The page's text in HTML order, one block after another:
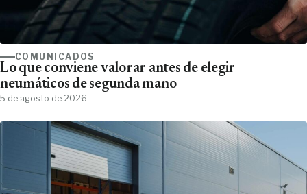
COMUNICADOS
Lo que conviene valorar antes de elegir
neumáticos de segunda mano
5 de agosto de 2026